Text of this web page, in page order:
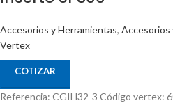
Accesorios y Herramientas, Accesorios
Vertex
COTIZAR
Referencia: CGIH32-3 Código vertex: